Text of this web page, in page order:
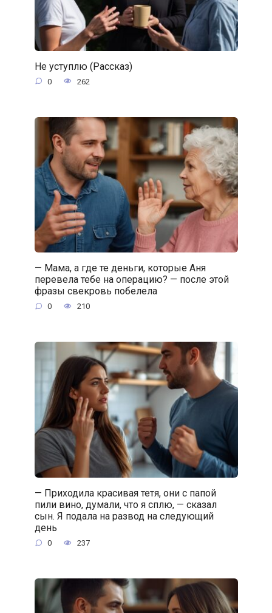
Не уступлю (Рассказ)
0 262
— Мама, а где те деньги, которые Аня
перевела тебе на операцию? — после этой
фразы свекровь побелела
0 210
— Приходила красивая тетя, они с папой
пили вино, думали, что я сплю, — сказал
сын. Я подала на развод на следующий
день
0 237